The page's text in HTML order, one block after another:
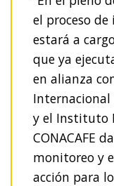
el proceso
estará a
que ya
en alianza
Internacional
y el Instituto
CONACAFE
monitoreo y
acción para